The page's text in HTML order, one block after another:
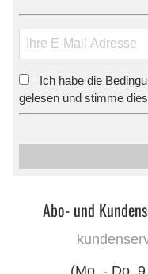
Ich habe die
gelesen und stimme
Abo- und